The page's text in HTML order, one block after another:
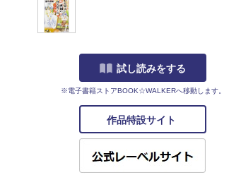
試し読みをする
※電子書籍ストアBOOK☆WALKERへ移動します。
作品特設サイト